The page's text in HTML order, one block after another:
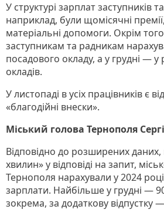
У структурі зарплат заступників
наприклад, були щомісячні
матеріальні допомоги. Окрім
заступникам та радникам
посадового окладу, а у грудні — у
окладів.
У листопаді в усіх працівників є
«благодійні внески».
Міський голова Тернополя
Відповідно до розширених
хвилин» у відповіді на запит,
Тернополя нарахували у 2024
зарплати. Найбільше у грудні —
зокрема, за додаткову відпустку